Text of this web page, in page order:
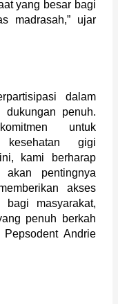
yang besar bagi
madrasah,” ujar
dalam
dukungan penuh.
untuk
kesehatan gigi
kami berharap
akan pentingnya
akses
masyarakat,
penuh berkah
Andrie